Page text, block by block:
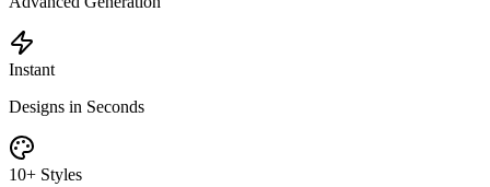
Instant
Designs in Seconds
10+ Styles